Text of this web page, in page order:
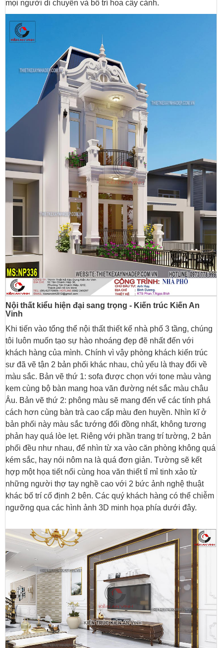
mọi người di chuyển và bố trí hoa cây cảnh.
Nội thất kiểu hiện đại sang trọng - Kiến trúc Kiến An
Vinh
Khi tiến vào tổng thể nội thất thiết kế nhà phố 3 tầng, chúng
tôi luôn muốn tạo sự hào nhoáng đẹp đẽ nhất đến với
khách hàng của mình. Chính vì vậy phòng khách kiến trúc
sư đã vẽ tận 2 bản phối khác nhau, chủ yếu là thay đổi về
màu sắc. Bản vẽ thứ 1: sofa được chọn với tone màu vàng
kem cùng bộ bàn mang hoa văn đường nét sắc màu châu
Âu. Bản vẽ thứ 2: phông màu sẽ mang đến vể các tính phá
cách hơn cùng bàn trà cao cấp màu đen huyền. Nhìn kĩ ở
bản phối này màu sắc tướng đối đồng nhất, không tương
phản hay quá lòe lẹt. Riêng với phần trang trí tường, 2 bản
phối đều như nhau, để nhìn từ xa vào căn phòng không quá
kém sắc, hay nói nôm na là quá đơn giản. Tường sẽ kết
hợp một họa tiết nổi cùng hoa văn thiết tỉ mỉ tinh xảo từ
những người thợ tay nghề cao với 2 bức ảnh nghệ thuật
khác bố trí cố định 2 bên. Các quý khách hàng có thể chiễm
ngưỡng qua các hình ảnh 3D minh họa phía dưới đây.